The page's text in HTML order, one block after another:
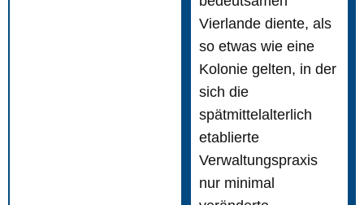
Vierlande diente, als
so etwas wie eine
Kolonie gelten, in der
sich die
spätmittelalterlich
etablierte
Verwaltungspraxis
nur minimal